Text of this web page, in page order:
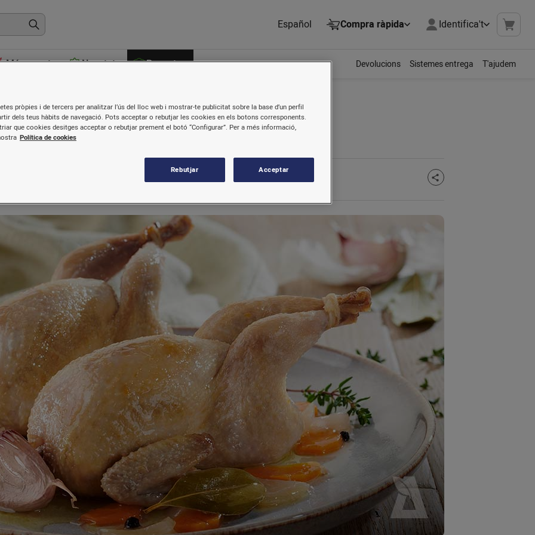
Español Compra ràpida Identifica't
Més venuts Novetats Receptes Devolucions Sistemes entrega T'ajudem
pròpies i de tercers per analitzar l’ús del lloc web i mostrar-te publicitat sobre la base d’un perfil
dels teus hàbits de navegació. Pots acceptar o rebutjar les cookies en els botons corresponents.
que cookies desitges acceptar o rebutjar prement el botó “Configurar”. Per a més informació,
Política de cookies
Rebutjar Acceptar